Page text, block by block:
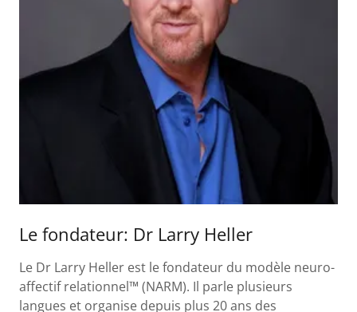
Le fondateur: Dr Larry Heller
Le Dr Larry Heller est le fondateur du modèle neuro-
affectif relationnel™ (NARM). Il parle plusieurs
langues et organise depuis plus 20 ans des